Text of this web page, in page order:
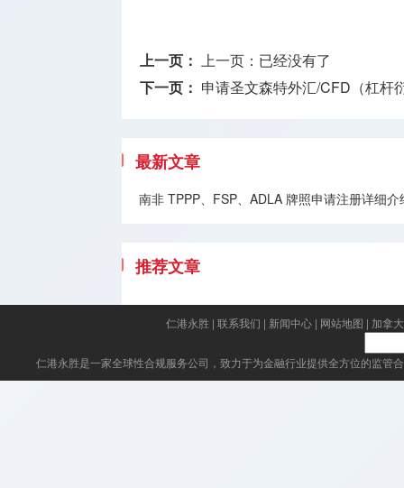
上一页： 上一页：已经没有了
下一页： 申请圣文森特外汇/CFD（杠杆
最新文章
南非 TPPP、FSP、ADLA 牌照申请注册详细
推荐文章
仁港永胜| 联系我们 | 新闻中心| 网站地图 | 加拿
仁港永胜是一家全球性合规服务公司，致力于为金融行业提供全方位的监管